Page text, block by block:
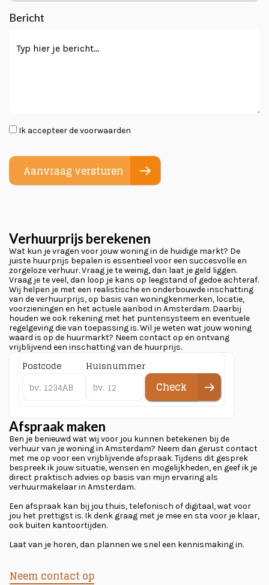
Bericht
Instemming
Ik accepteer de voorwaarden
Aanvraag versturen
Verhuurprijs berekenen
Wat kun je vragen voor jouw woning in de huidige markt? De
juiste huurprijs bepalen is essentieel voor een succesvolle en
zorgeloze verhuur. Vraag je te weinig, dan laat je geld liggen.
Vraag je te veel, dan loop je kans op leegstand of gedoe achteraf.
Wij helpen je met een realistische en onderbouwde inschatting
van de verhuurprijs, op basis van woningkenmerken, locatie,
voorzieningen en het actuele aanbod in Amsterdam. Daarbij
houden we ook rekening met het puntensysteem en eventuele
regelgeving die van toepassing is. Wil je weten wat jouw woning
waard is op de huurmarkt? Neem contact op en ontvang
vrijblijvend een inschatting van de huurprijs.
Postcode Huisnummer
Check
Afspraak maken
Ben je benieuwd wat wij voor jou kunnen betekenen bij de
verhuur van je woning in Amsterdam? Neem dan gerust contact
met me op voor een vrijblijvende afspraak. Tijdens dit gesprek
bespreek ik jouw situatie, wensen en mogelijkheden, en geef ik je
direct praktisch advies op basis van mijn ervaring als
verhuurmakelaar in Amsterdam.
Een afspraak kan bij jou thuis, telefonisch of digitaal, wat voor
jou het prettigst is. Ik denk graag met je mee en sta voor je klaar,
ook buiten kantoortijden.
Laat van je horen, dan plannen we snel een kennismaking in.
Neem contact op